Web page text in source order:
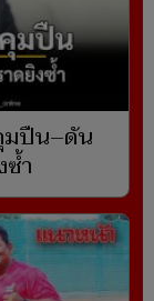
มปืน–ดัน
ำ